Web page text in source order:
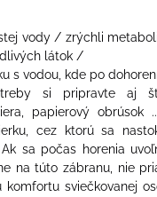
vody / zrýchli
látok /
s vodou, kde po
si pripravte aj
papierový obrúsok
cez ktorú sa
sa počas horenia
na túto zábranu, nie
komfortu sviečkovanej